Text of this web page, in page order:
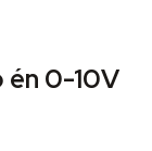
én 0-10V